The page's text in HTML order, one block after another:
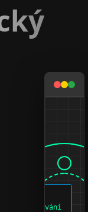
Generování